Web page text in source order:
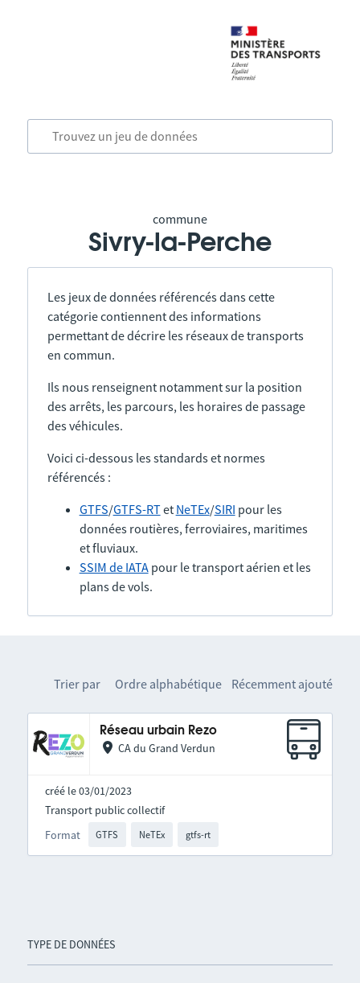
commune
Sivry-la-Perche
Les jeux de données référencés dans cette
catégorie contiennent des informations
permettant de décrire les réseaux de transports
en commun.
Ils nous renseignent notamment sur la position
des arrêts, les parcours, les horaires de passage
des véhicules.
Voici ci-dessous les standards et normes
référencés :
GTFS/GTFS-RTet NeTEx/SIRI pour les
données routières, ferroviaires, maritimes
et fluviaux.
SSIM de IATApour le transport aérien et les
plans de vols.
TYPE DE DONNÉES
Trier par Ordre alphabétique Récemment ajouté
Réseau urbain Rezo
CA du Grand Verdun
créé le 03/01/2023
Format GTFS NeTEx gtfs-rt
Transport public collectif